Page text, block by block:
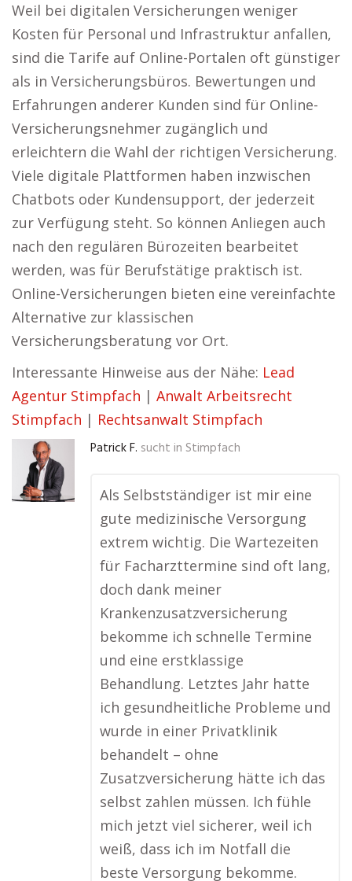
Weil bei digitalen Versicherungen weniger
Kosten für Personal und Infrastruktur anfallen,
sind die Tarife auf Online-Portalen oft günstiger
als in Versicherungsbüros. Bewertungen und
Erfahrungen anderer Kunden sind für Online-
Versicherungsnehmer zugänglich und
erleichtern die Wahl der richtigen Versicherung.
Viele digitale Plattformen haben inzwischen
Chatbots oder Kundensupport, der jederzeit
zur Verfügung steht. So können Anliegen auch
nach den regulären Bürozeiten bearbeitet
werden, was für Berufstätige praktisch ist.
Online-Versicherungen bieten eine vereinfachte
Alternative zur klassischen
Versicherungsberatung vor Ort.
Interessante Hinweise aus der Nähe: Lead
Agentur Stimpfach | Anwalt Arbeitsrecht
Stimpfach | Rechtsanwalt Stimpfach
Patrick F. sucht in Stimpfach
Als Selbstständiger ist mir eine
gute medizinische Versorgung
extrem wichtig. Die Wartezeiten
für Facharzttermine sind oft lang,
doch dank meiner
Krankenzusatzversicherung
bekomme ich schnelle Termine
und eine erstklassige
Behandlung. Letztes Jahr hatte
ich gesundheitliche Probleme und
wurde in einer Privatklinik
behandelt – ohne
Zusatzversicherung hätte ich das
selbst zahlen müssen. Ich fühle
mich jetzt viel sicherer, weil ich
weiß, dass ich im Notfall die
beste Versorgung bekomme.